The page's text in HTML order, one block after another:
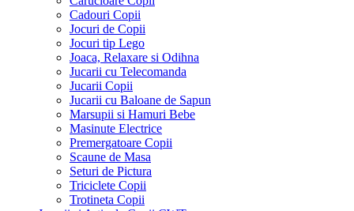
Cadouri Copii
Jocuri de Copii
Jocuri tip Lego
Joaca, Relaxare si Odihna
Jucarii cu Telecomanda
Jucarii Copii
Jucarii cu Baloane de Sapun
Marsupii si Hamuri Bebe
Masinute Electrice
Premergatoare Copii
Scaune de Masa
Seturi de Pictura
Triciclete Copii
Trotineta Copii